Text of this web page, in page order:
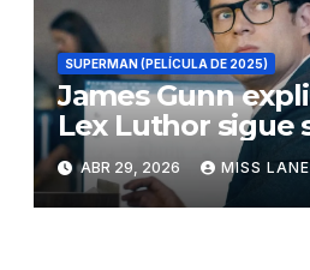
SUPERMAN (PELÍCULA DE 2025)
James Gunn
Lex Luthor sigue
descubrir la
de Superman
ABR 29, 2026 MISS LANE